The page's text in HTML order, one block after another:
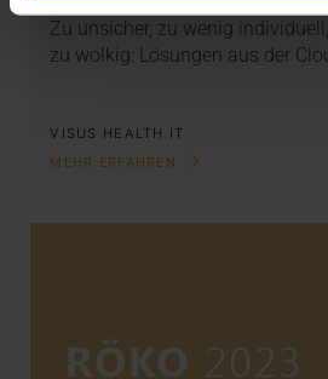
Zu unsicher, zu wenig
zu wolkig: Lösungen aus der
VISUS HEALTH IT
MEHR ERFAHREN